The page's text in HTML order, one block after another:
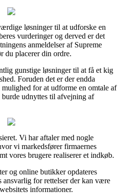
løsninger til at udforske en
vurderinger og derved er det
anmeldelser af Supreme
du placerer din ordre.
gunstige løsninger til at få et kig
Foruden det er der endda
for at udforme en omtale af
burde udnyttes til afvejning af
Vi har aftaler med nogle
vi markedsfører firmaernes
vores brugere realiserer et indkøb.
og online butikker opdateres
for rettelser der kan være
informationer.